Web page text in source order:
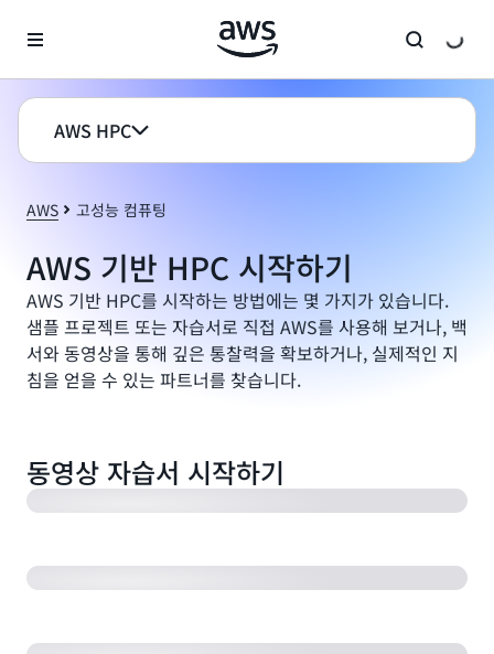
AWS HPC
AWS 고성능 컴퓨팅
AWS 기반 HPC 시작하기
AWS 기반 HPC를 시작하는 방법에는 몇 가지가 있습니다.
샘플 프로젝트 또는 자습서로 직접 AWS를 사용해 보거나, 백
서와 동영상을 통해 깊은 통찰력을 확보하거나, 실제적인 지
침을 얻을 수 있는 파트너를 찾습니다.
동영상 자습서 시작하기